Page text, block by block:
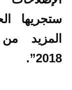
ستجريها
المزيد
2018”.